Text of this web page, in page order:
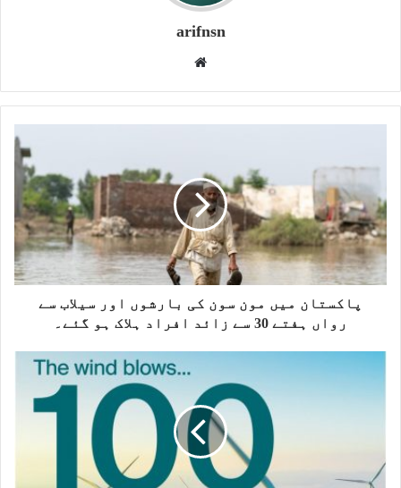
arifnsn
b
s
پاکستان میں مون سون کی بارشوں اور سیلاب سے
رواں ہفتے 30 سے ​​زائد افراد ہلاک ہو گئے۔